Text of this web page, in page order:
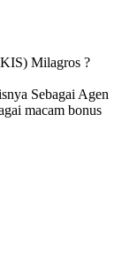
Milagros ?
Sebagai Agen
macam bonus